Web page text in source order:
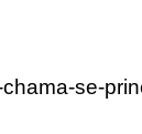
se-